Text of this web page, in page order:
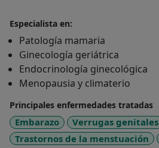
Especialista en:
Patología mamaria
Ginecología geriátrica
Endocrinología ginecológica
Menopausia y climaterio
Principales enfermedades tratadas
Embarazo
Verrugas genitales
Trastornos de la menstuación